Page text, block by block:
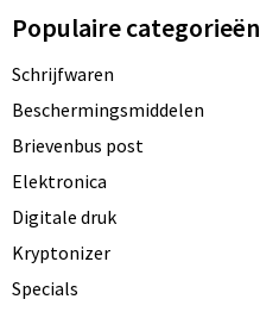
Populaire categorieën
Schrijfwaren
Beschermingsmiddelen
Brievenbus post
Elektronica
Digitale druk
Kryptonizer
Specials